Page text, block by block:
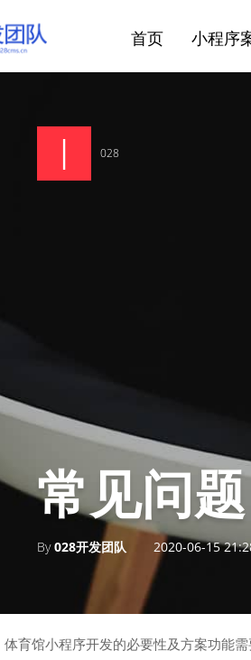
首页 小程序
028
常见问题
By028开发团队 2020-06-15
体育馆小程序开发的必要性及方案功能